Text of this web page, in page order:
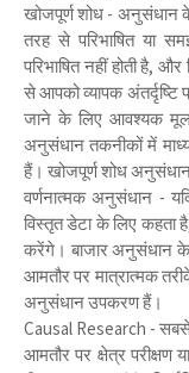
खोजपूर्ण शोध - अनुसंधान
तरह से परिभाषित या
परिभाषित नहीं होती है,
से आपको व्यापक
जाने के लिए आवश्यक मूल
अनुसंधान तकनीकों में
हैं। खोजपूर्ण शोध
वर्णनात्मक अनुसंधान -
विस्तृत डेटा के लिए कहता
करेंगे। बाजार अनुसंधान के
आमतौर पर मात्रात्मक
अनुसंधान उपकरण हैं।
Causal Research -
आमतौर पर क्षेत्र